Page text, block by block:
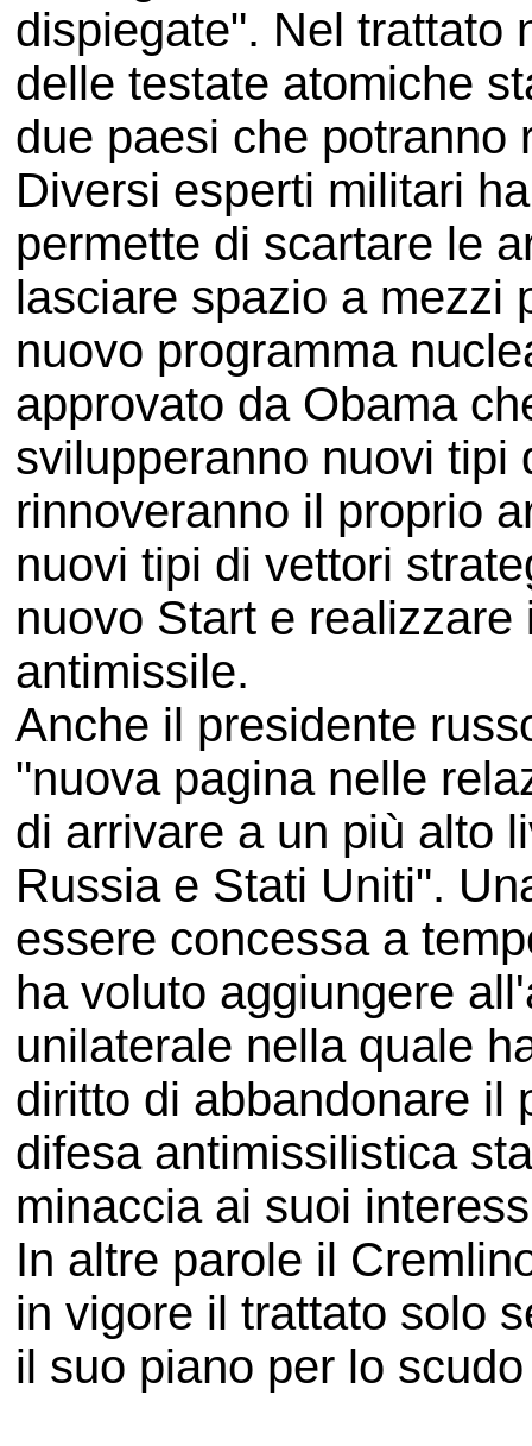
dispiegate". Nel trattato
delle testate atomiche
due paesi che potranno
Diversi esperti militari
permette di scartare le
lasciare spazio a mezzi
nuovo programma
approvato da Obama
svilupperanno nuovi tipi
rinnoveranno il proprio
nuovi tipi di vettori
nuovo Start e
antimissile.
Anche il presidente
"nuova pagina nelle
di arrivare a un più alto
Russia e Stati Uniti".
essere concessa a
ha voluto aggiungere
unilaterale nella quale
diritto di abbandonare il
difesa antimissilistica
minaccia ai suoi
In altre parole il
in vigore il trattato solo
il suo piano per lo